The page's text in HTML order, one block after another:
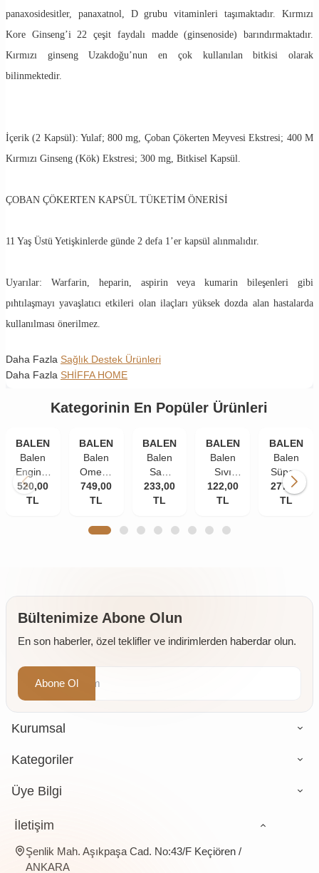
panaxosidesitler, panaxatnol, D grubu vitaminleri taşımaktadır. Kırmızı
Kore Ginseng’i 22 çeşit faydalı madde (ginsenoside) barındırmaktadır.
Kırmızı ginseng Uzakdoğu’nun en çok kullanılan bitkisi olarak
bilinmektedir.
İçerik (2 Kapsül): Yulaf; 800 mg, Çoban Çökerten Meyvesi Ekstresi; 400 M
Kırmızı Ginseng (Kök) Ekstresi; 300 mg, Bitkisel Kapsül.
ÇOBAN ÇÖKERTEN KAPSÜL TÜKETİM ÖNERİSİ
11 Yaş Üstü Yetişkinlerde günde 2 defa 1’er kapsül alınmalıdır.
Uyarılar: Warfarin, heparin, aspirin veya kumarin bileşenleri gibi
pıhtılaşmayı yavaşlatıcı etkileri olan ilaçları yüksek dozda alan hastalarda
kullanılması önerilmez.
Daha Fazla Sağlık Destek Ürünleri
Daha Fazla SHİFFA HOME
Kategorinin En Popüler Ürünleri
BALEN
Balen
Enginar
Plus
Kapsül
520,00
TL
BALEN
Balen
Omega
3
Norveç
Yağı
749,00
TL
BALEN
Balen
Saw
Palmetto
Isırgan
Çinko
233,00
TL
BALEN
Balen
Sıvı
Propolis
Ekstraktı
122,00
TL
BALEN
Balen
Süper-
W
277,00
TL
Bültenimize Abone Olun
En son haberler, özel teklifler ve indirimlerden haberdar olun.
Abone Ol
Kurumsal
Kategoriler
Üye Bilgi
İletişim
Şenlik Mah. Aşıkpaşa Cad. No:43/F Keçiören /
ANKARA